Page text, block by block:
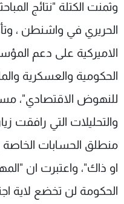
وثمنت الكتلة "نتائج
الحريري في واشنطن ،
الاميركية على دعم
الحكومية والعسكرية
للنهوض الاقتصادي"،
والتحليلات التي رافقت
منطلق الحسابات الخاصة
او ذاك"، واعتبرت ان
الحكومة لن تخضع لاية